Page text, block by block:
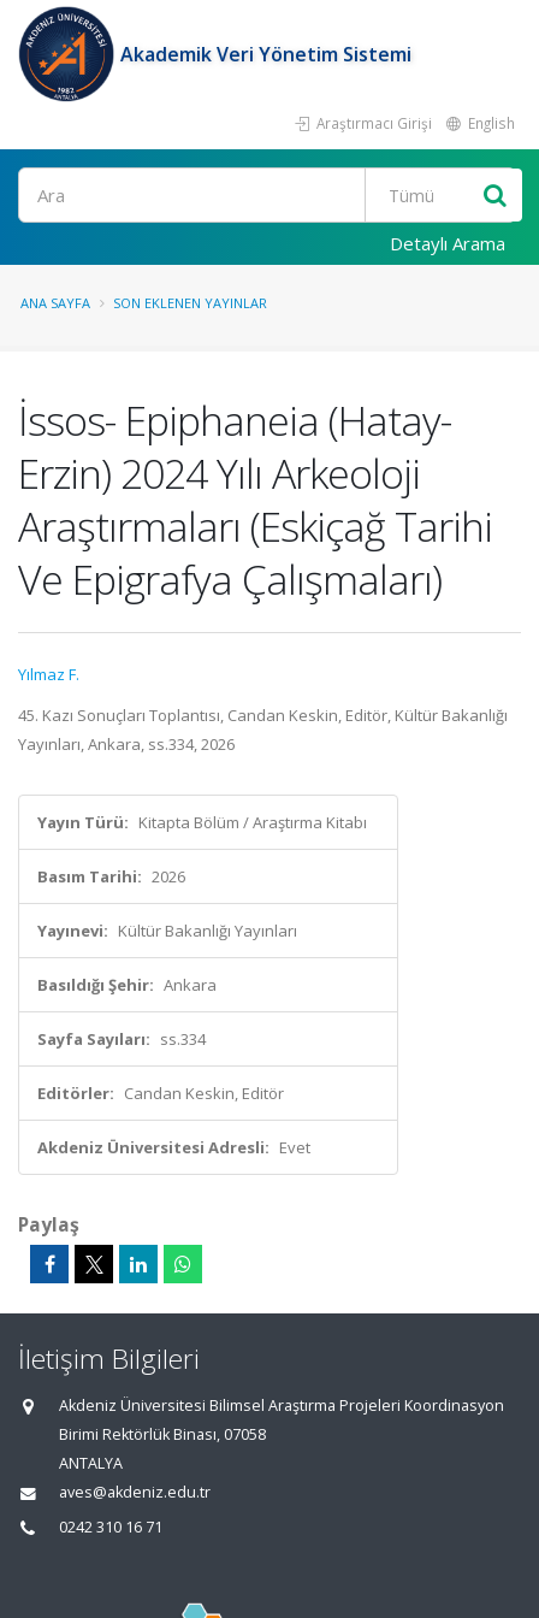
Akademik Veri Yönetim Sistemi
Araştırmacı Girişi English
Ara
Detaylı Arama
ANA SAYFA SON EKLENEN YAYINLAR
İssos- Epiphaneia (Hatay-
Erzin) 2024 Yılı Arkeoloji
Araştırmaları (Eskiçağ Tarihi
Ve Epigrafya Çalışmaları)
Yılmaz F.
45. Kazı Sonuçları Toplantısı, Candan Keskin, Editör, Kültür Bakanlığı
Yayınları, Ankara, ss.334, 2026
Yayın Türü: Kitapta Bölüm / Araştırma Kitabı
Basım Tarihi: 2026
Yayınevi: Kültür Bakanlığı Yayınları
Basıldığı Şehir: Ankara
Sayfa Sayıları: ss.334
Editörler: Candan Keskin, Editör
Akdeniz Üniversitesi Adresli: Evet
Paylaş
İletişim Bilgileri
Akdeniz Üniversitesi Bilimsel Araştırma Projeleri Koordinasyon
Birimi Rektörlük Binası, 07058
ANTALYA
aves@akdeniz.edu.tr
0242 310 16 71